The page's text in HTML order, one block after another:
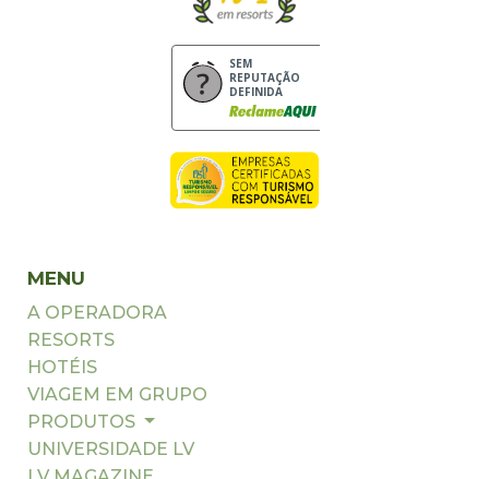
SEM
REPUTAÇÃO
DEFINIDA
MENU
A OPERADORA
RESORTS
HOTÉIS
VIAGEM EM GRUPO
PRODUTOS
UNIVERSIDADE LV